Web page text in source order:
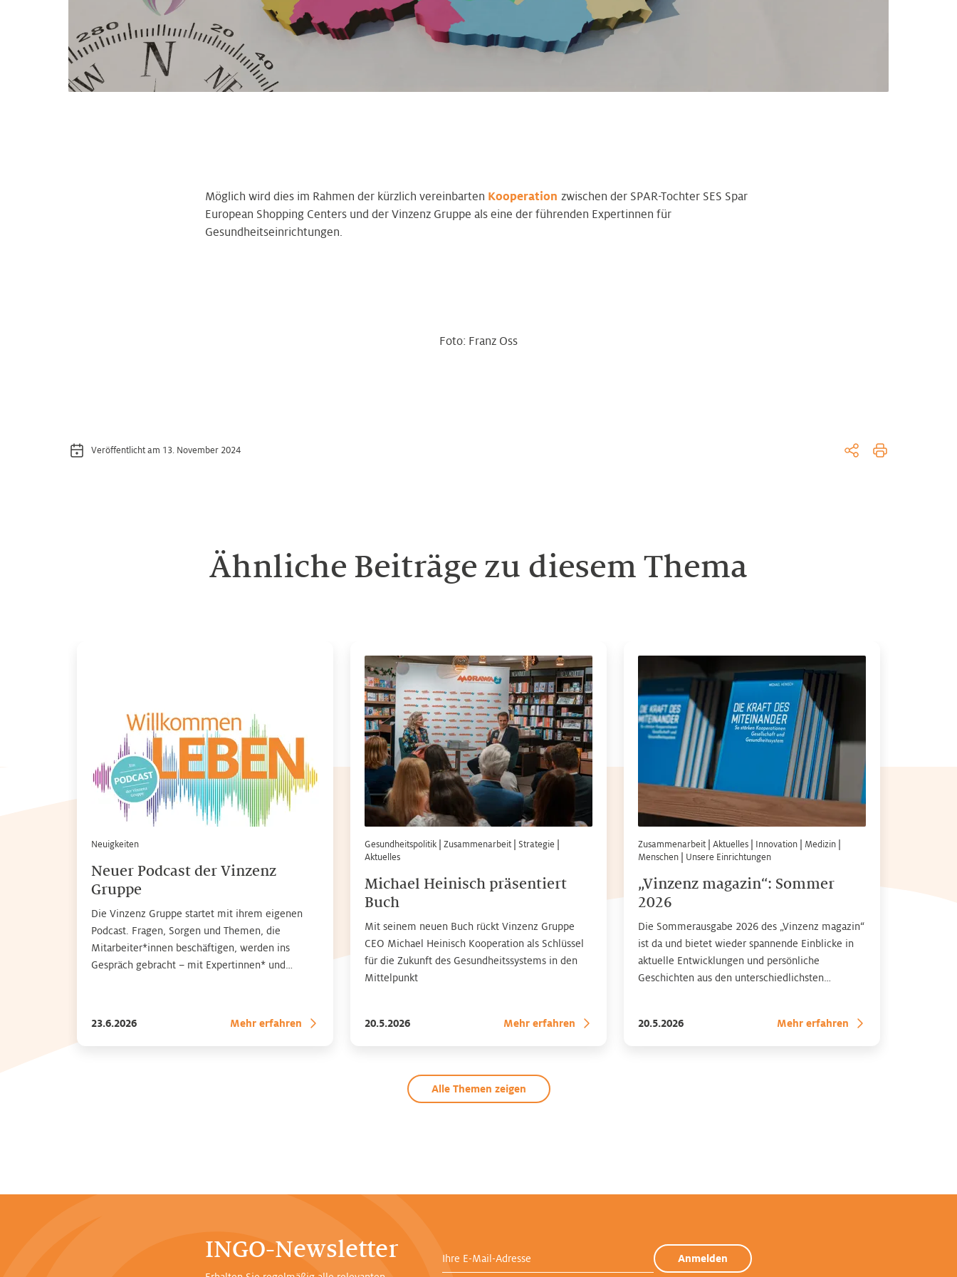
Möglich wird dies im Rahmen der kürzlich vereinbarten Kooperation zwischen der SPAR-Tochter SES Spar
European Shopping Centers und der Vinzenz Gruppe als eine der führenden Expertinnen für
Gesundheitseinrichtungen.
Foto: Franz Oss
Veröffentlicht am 13. November 2024
Ähnliche Beiträge zu diesem Thema
Neuigkeiten
Neuer Podcast der Vinzenz
Gruppe
Die Vinzenz Gruppe startet mit ihrem eigenen
Podcast. Fragen, Sorgen und Themen, die
Mitarbeiter*innen beschäftigen, werden ins
Gespräch gebracht – mit Expertinnen* und
23.6.2026 Mehr erfahren
Gesundheitspolitik Zusammenarbeit Strategie
Aktuelles
Michael Heinisch präsentiert
Buch
Mit seinem neuen Buch rückt Vinzenz Gruppe
CEO Michael Heinisch Kooperation als Schlüssel
für die Zukunft des Gesundheitssystems in den
Mittelpunkt
20.5.2026 Mehr erfahren
Zusammenarbeit Aktuelles Innovation Medizin
Menschen
Unsere Einrichtungen
„Vinzenz magazin“: Sommer
2026
Die Sommerausgabe 2026 des „Vinzenz magazin“
ist da und bietet wieder spannende Einblicke in
aktuelle Entwicklungen und persönliche
Geschichten aus den unterschiedlichsten
20.5.2026
Mehr erfahren
Alle Themen zeigen
INGO-Newsletter Ihre E-Mail-Adresse
Anmelden